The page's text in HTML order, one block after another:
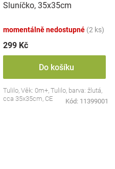
Sluníčko, 35x35cm
momentálně nedostupné (2 ks)
299 Kč
Do košíku
Tulilo, Věk: 0m+, Tulilo, barva: žlutá,
cca 35x35cm, CE
Kód: 11399001